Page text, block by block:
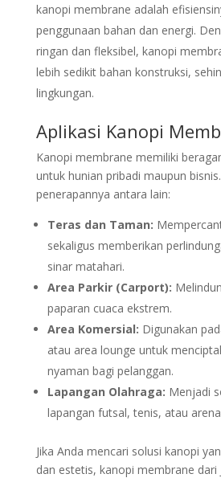
kanopi membrane adalah
penggunaan bahan dan energi.
ringan dan fleksibel, kanopi
lebih sedikit bahan konstruksi,
lingkungan.
Aplikasi Kanopi
Kanopi membrane memiliki
untuk hunian pribadi maupun
penerapannya antara lain:
Teras dan Taman:
sekaligus memberikan
sinar matahari.
Area Parkir (Carport):
paparan cuaca ekstrem.
Area Komersial: Digunakan
atau area lounge untuk
nyaman bagi pelanggan.
Lapangan Olahraga: Menjadi
lapangan futsal, tenis, atau
Jika Anda mencari solusi kanopi
dan estetis, kanopi membrane dari